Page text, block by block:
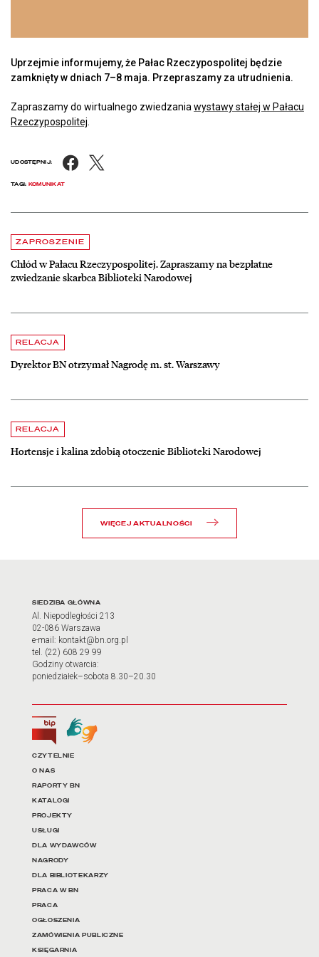
Uprzejmie informujemy, że Pałac Rzeczypospolitej będzie
zamknięty w dniach 7–8 maja. Przepraszamy za utrudnienia.
Zapraszamy do wirtualnego zwiedzania wystawy stałej w Pałacu
Rzeczypospolitej
UDOSTĘPNIJ: Facebook
TAGI: KOMUNIKAT
Aktualności
ZAPROSZENIE
Chłód w Pałacu Rzeczypospolitej. Zapraszamy na bezpłatne
zwiedzanie skarbca Biblioteki Narodowej
czytaj więcej o Chłód w Pałacu Rzeczypospolitej. Zapraszamy na
RELACJA
Dyrektor BN otrzymał Nagrodę m. st. Warszawy
czytaj więcej o Dyrektor BN otrzymał Nagrodę m. st. Warszawy
RELACJA
Hortensje i kalina zdobią otoczenie Biblioteki Narodowej
czytaj więcej o Hortensje i kalina zdobią otoczenie Biblioteki
WIĘCEJ AKTUALNOŚCI
Adres oraz godziny
SIEDZIBA GŁÓWNA
Al. Niepodległości 213
02-086 Warszawa
e-mail: kontakt@bn.org.pl
tel. (22) 608 29 99
Godziny otwarcia:
poniedziałek–sobota 8.30–20.30
Biuletyn Informacji Publicznej
Tłumacz języka migowego
Linki do najważniejszych
CZYTELNIE
O NAS
RAPORTY BN
KATALOGI
PROJEKTY
USŁUGI
DLA WYDAWCÓW
NAGRODY
DLA BIBLIOTEKARZY
PRACA W BN
PRACA
OGŁOSZENIA
ZAMÓWIENIA PUBLICZNE
KSIĘGARNIA